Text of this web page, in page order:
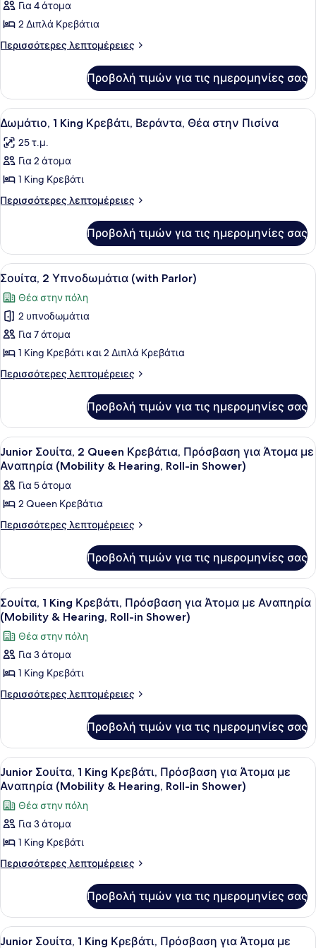
φωτογραφιών
για
Deluxe
Διπλά
Κρεβάτια
Για 4 άτομα
2 Διπλά Κρεβάτια
Περισσότερες λεπτομέρειες
Περισσότερες
Δωμάτιο,
Διπλά
Κρεβάτια
Προβολή τιμών για τις ημερομηνίες σας
Προβολή
όλων
των
φωτογραφιών
για
Δωμάτιο,
Κρεβάτι,
Βεράντα,
Θέα
στην
Πισίνα
Δωμάτιο, 1 King Κρεβάτι,
6
Δωμάτιο, 1 King Κρεβάτι, Βεράντα, Θέα στην Πισίνα
25 τ.μ.
Για 2 άτομα
1 King Κρεβάτι
Περισσότερες λεπτομέρειες
Περισσότερες
1
King
Κρεβάτι,
Θέα
στην
Πισίνα
Προβολή τιμών για τις ημερομηνίες σας
Προβολή
όλων
των
φωτογραφιών
για
Σουίτα,
2
Υπνοδωμάτια
Parlor)
Ένα δωμάτιο ξενοδοχείου με ένα
11
Σουίτα, 2 Υπνοδωμάτια (with Parlor)
Θέα στην πόλη
2 υπνοδωμάτια
Για 7 άτομα
1 King Κρεβάτι και 2 Διπλά Κρεβάτια
Περισσότερες λεπτομέρειες
Περισσότερες
2
Υπνοδωμάτια
(with
Parlor)
Προβολή τιμών για τις ημερομηνίες σας
Προβολή
όλων
των
φωτογραφιών
για
Junior
Queen
Κρεβάτια,
Πρόσβαση
για
Άτομα
με
Αναπηρία
(Mobility
&
Roll-
in
Shower)
Υποαλλεργικά κλινοσκεπάσματα,
6
Junior Σουίτα, 2 Queen Κρεβάτια, Πρόσβαση για Άτομα με
Αναπηρία (Mobility & Hearing, Roll-in Shower)
Για 5 άτομα
2 Queen Κρεβάτια
Περισσότερες λεπτομέρειες
Περισσότερες
Σουίτα,
Queen
Κρεβάτια,
Πρόσβαση
για
Άτομα
Αναπηρία
(Mobility
&
in
Shower)
Προβολή τιμών για τις ημερομηνίες σας
Προβολή
όλων
των
φωτογραφιών
για
Σουίτα,
1
Πρόσβαση
για
Άτομα
με
Αναπηρία
(Mobility
&
Roll-
Ένα δωμάτιο ξενοδοχείου με ένα
6
Σουίτα, 1 King Κρεβάτι, Πρόσβαση για Άτομα με Αναπηρία
(Mobility & Hearing, Roll-in Shower)
Θέα στην πόλη
Για 3 άτομα
1 King Κρεβάτι
Περισσότερες λεπτομέρειες
Περισσότερες
1
King
Κρεβάτι,
Πρόσβαση
Άτομα
με
(Mobility
&
Hearing,
Shower)
Προβολή τιμών για τις ημερομηνίες σας
Προβολή
όλων
των
φωτογραφιών
για
Junior
Σουίτα,
Κρεβάτι,
Πρόσβαση
για
Ένα δωμάτιο ξενοδοχείου με ένα
9
Junior Σουίτα, 1 King Κρεβάτι, Πρόσβαση για Άτομα με
Αναπηρία (Mobility & Hearing, Roll-in Shower)
Θέα στην πόλη
Για 3 άτομα
1 King Κρεβάτι
Περισσότερες λεπτομέρειες
Περισσότερες
Σουίτα,
King
Προβολή τιμών για τις ημερομηνίες σας
Προβολή
Ένα δωμάτιο ξενοδοχείου με ένα
7
Junior Σουίτα, 1 King Κρεβάτι, Πρόσβαση για Άτομα με